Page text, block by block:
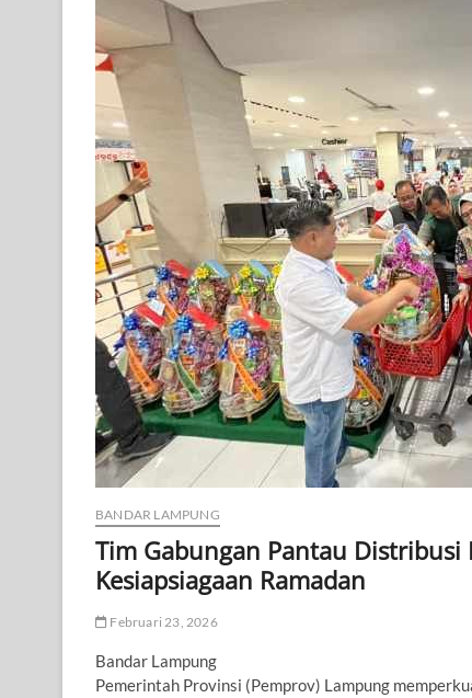
BANDAR LAMPUNG
Tim Gabungan Pantau
Kesiapsiagaan Ramadan
Februari 23, 2026
Bandar Lampung
Pemerintah Provinsi (Pemprov) Lampung